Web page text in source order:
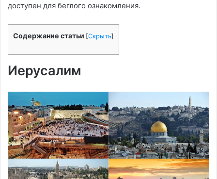
доступен для беглого ознакомления.
Содержание статьи [Скрыть]
Иерусалим